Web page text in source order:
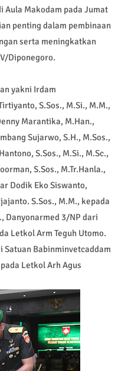
Aula Makodam pada Jumat
penting dalam pembinaan
serta meningkatkan
Diponegoro.
yakni Irdam
S.Sos., M.Si., M.M.,
Marantika, M.Han.,
Sujarwo, S.H., M.Sos.,
S.Sos., M.Si., M.Sc.,
S.Sos., M.Tr.Hanla.,
Dodik Eko Siswanto,
S.Sos., M.M., kepada
Danyonarmed 3/NP dari
Letkol Arm Teguh Utomo.
Babinminvetcaddam
Letkol Arh Agus